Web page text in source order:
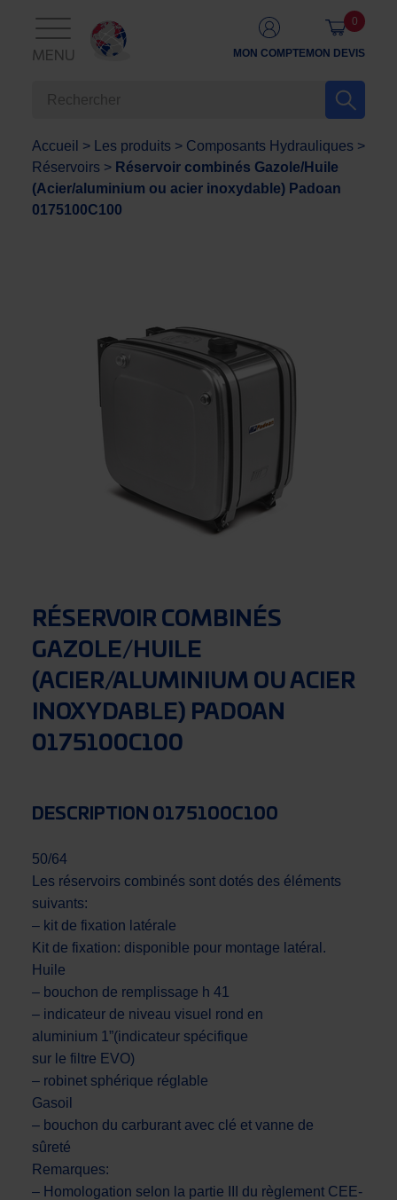
MENU MON COMPTEMON DEVIS
0
Accueil > Les produits > Composants Hydrauliques >
Réservoirs > Réservoir combinés Gazole/Huile
(Acier/aluminium ou acier inoxydable) Padoan
0175100C100
RÉSERVOIR COMBINÉS
GAZOLE/HUILE
(ACIER/ALUMINIUM OU ACIER
INOXYDABLE) PADOAN
0175100C100
DESCRIPTION 0175100C100
50/64
Les réservoirs combinés sont dotés des éléments
suivants:
– kit de fixation latérale
Kit de fixation: disponible pour montage latéral.
Huile
– bouchon de remplissage h 41
– indicateur de niveau visuel rond en
aluminium 1”(indicateur spécifique
sur le filtre EVO)
– robinet sphérique réglable
Gasoil
– bouchon du carburant avec clé et vanne de
sûreté
Remarques:
– Homologation selon la partie III du règlement CEE-